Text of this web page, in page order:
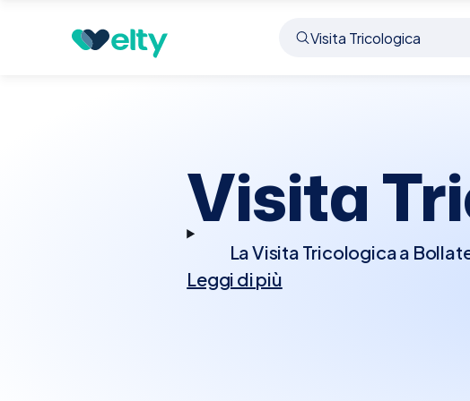
Prenota visita Visita Tricologica Bollate
Visita
La Visita Tricologica a
capelli e al cuoio capelluto,
Leggi di più